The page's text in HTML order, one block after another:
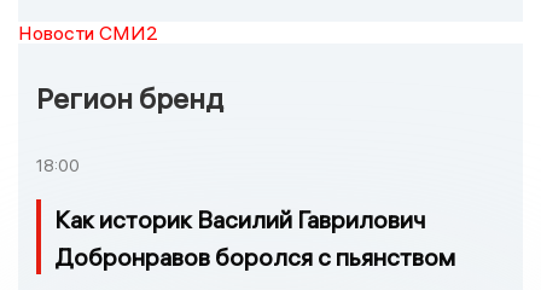
Новости СМИ2
Регион бренд
18:00
Как историк Василий Гаврилович
Добронравов боролся с пьянством